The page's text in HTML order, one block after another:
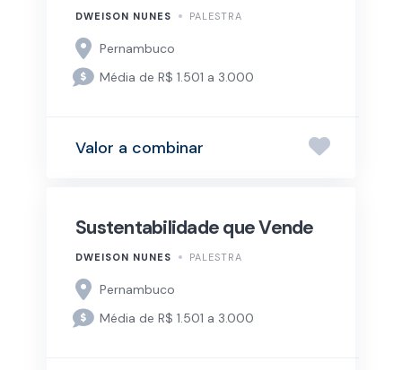
DWEISON NUNES PALESTRA
Pernambuco
Média de R$ 1.501 a 3.000
Valor a combinar
Sustentabilidade que Vende
DWEISON NUNES PALESTRA
Pernambuco
Média de R$ 1.501 a 3.000